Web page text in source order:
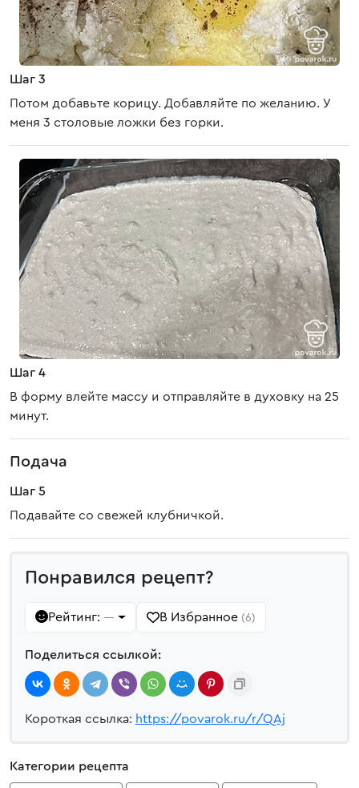
Шаг 3
Потом добавьте корицу. Добавляйте по желанию. У
меня 3 столовые ложки без горки.
Шаг 4
В форму влейте массу и отправляйте в духовку на 25
минут.
Подача
Шаг 5
Подавайте со свежей клубничкой.
Понравился рецепт?
Рейтинг: — В Избранное (6)
Поделиться ссылкой:
Короткая ссылка: https://povarok.ru/r/QAj
Категории рецепта